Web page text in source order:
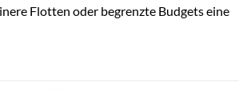
Flotten oder begrenzte Budgets eine